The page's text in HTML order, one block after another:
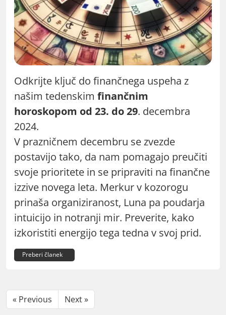
Odkrijte ključ do finančnega uspeha z
našim tedenskim finančnim
horoskopom od 23. do 29. decembra
2024.
V prazničnem decembru se zvezde
postavijo tako, da nam pomagajo preučiti
svoje prioritete in se pripraviti na finančne
izzive novega leta. Merkur v kozorogu
prinaša organiziranost, Luna pa poudarja
intuicijo in notranji mir. Preverite, kako
izkoristiti energijo tega tedna v svoj prid.
Preberi članek
« Previous Next »